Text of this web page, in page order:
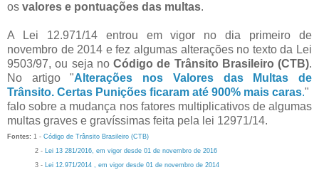
os valores e pontuações das multas.
A Lei 12.971/14 entrou em vigor no dia primeiro de
novembro de 2014 e fez algumas alterações no texto da Lei
9503/97, ou seja no Código de Trânsito Brasileiro (CTB).
No artigo "Alterações nos Valores das Multas de
Trânsito. Certas Punições ficaram até 900% mais caras."
falo sobre a mudança nos fatores multiplicativos de algumas
multas graves e gravíssimas feita pela lei 12971/14.
Fontes: 1 - Código de Trânsito Brasileiro (CTB)
2 - Lei 13 281/2016, em vigor desde 01 de novembro de 2016
3 - Lei 12.971/2014 , em vigor desde 01 de novembro de 2014